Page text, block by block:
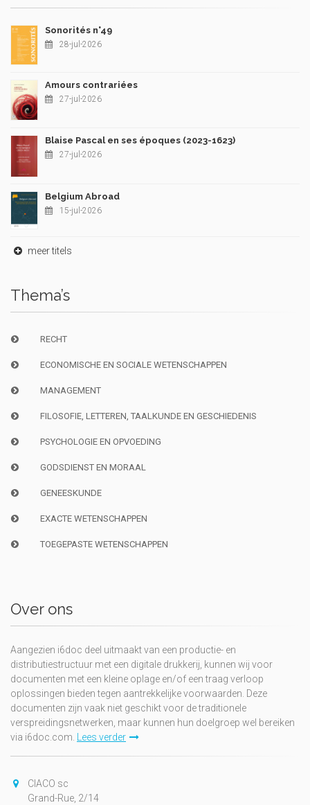
Sonorités n°49
28-jul-2026
Amours contrariées
27-jul-2026
Blaise Pascal en ses époques (2023-1623)
27-jul-2026
Belgium Abroad
15-jul-2026
meer titels
Thema’s
RECHT
ECONOMISCHE EN SOCIALE WETENSCHAPPEN
MANAGEMENT
FILOSOFIE, LETTEREN, TAALKUNDE EN GESCHIEDENIS
PSYCHOLOGIE EN OPVOEDING
GODSDIENST EN MORAAL
GENEESKUNDE
EXACTE WETENSCHAPPEN
TOEGEPASTE WETENSCHAPPEN
Over ons
Aangezien i6doc deel uitmaakt van een productie- en
distributiestructuur met een digitale drukkerij, kunnen wij voor
documenten met een kleine oplage en/of een traag verloop
oplossingen bieden tegen aantrekkelijke voorwaarden. Deze
documenten zijn vaak niet geschikt voor de traditionele
verspreidingsnetwerken, maar kunnen hun doelgroep wel bereiken
via i6doc.com. Lees verder
CIACO sc
Grand-Rue, 2/14